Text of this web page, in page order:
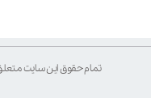
تمام حقوق این سایت متعلق